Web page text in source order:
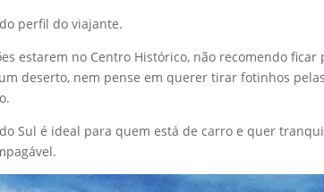
perfil do viajante.
estarem no Centro Histórico, não recomendo ficar
deserto, nem pense em querer tirar fotinhos
Sul é ideal para quem está de carro e quer